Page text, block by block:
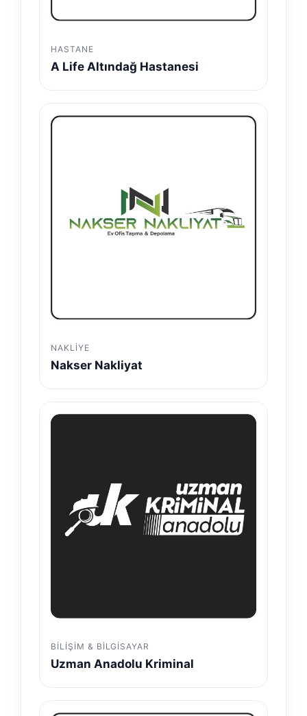
HASTANE
A Life Altındağ Hastanesi
NAKLIYE
Nakser Nakliyat
BILIŞIM & BILGISAYAR
Uzman Anadolu Kriminal